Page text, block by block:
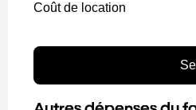
Coût de location